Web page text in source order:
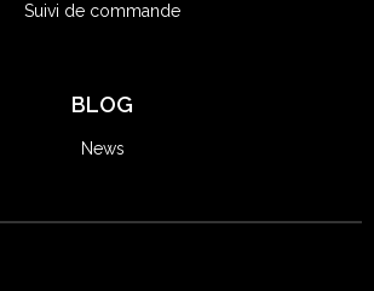
Suivi de commande
BLOG
News